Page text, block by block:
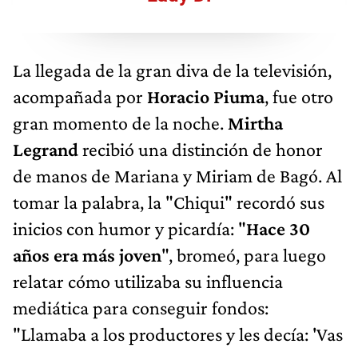
La llegada de la gran diva de la televisión,
acompañada por Horacio Piuma, fue otro
gran momento de la noche. Mirtha
Legrandrecibió una distinción de honor
de manos de Mariana y Miriam de Bagó. Al
tomar la palabra, la "Chiqui" recordó sus
inicios con humor y picardía: "Hace 30
años era más joven", bromeó, para luego
relatar cómo utilizaba su influencia
mediática para conseguir fondos:
"Llamaba a los productores y les decía: 'Vas